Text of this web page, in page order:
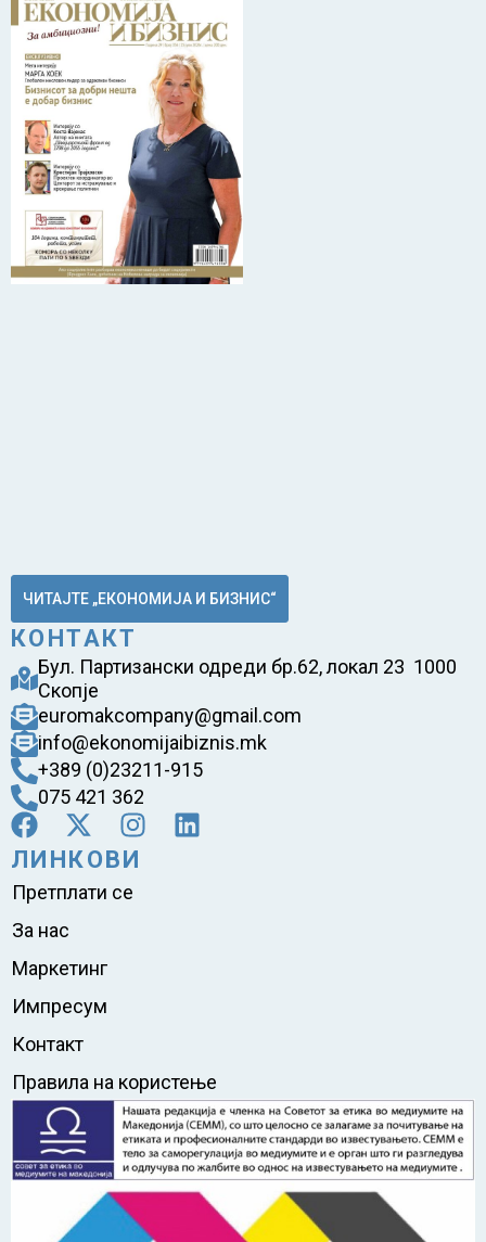
ЧИТАЈТЕ „ЕКОНОМИЈА И БИЗНИС“
КОНТАКТ
Бул. Партизански одреди бр.62, локал 23 1000
Скопје
euromakcompany@gmail.com
info@ekonomijaibiznis.mk
+389 (0)23211-915
075 421 362
ЛИНКОВИ
Претплати се
За нас
Маркетинг
Импресум
Контакт
Правила на користење